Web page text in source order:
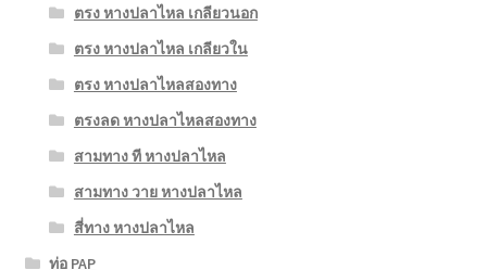
ตรง หางปลาไหล เกลียวนอก
ตรง หางปลาไหล เกลียวใน
ตรง หางปลาไหลสองทาง
ตรงลด หางปลาไหลสองทาง
สามทาง ที หางปลาไหล
สามทาง วาย หางปลาไหล
สี่ทาง หางปลาไหล
ท่อ PAP